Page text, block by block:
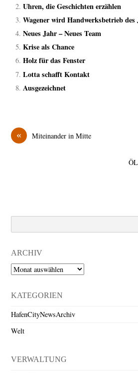
Uhren, die Geschichten erzählen
Wagener wird Handwerksbetrieb des
Neues Jahr – Neues Team
Krise als Chance
Holz für das Fenster
Lotta schafft Kontakt
Ausgezeichnet
« Miteinander in Mitte
ARCHIV
Archiv
KATEGORIEN
HafenCityNewsArchiv
Welt
VERWALTUNG